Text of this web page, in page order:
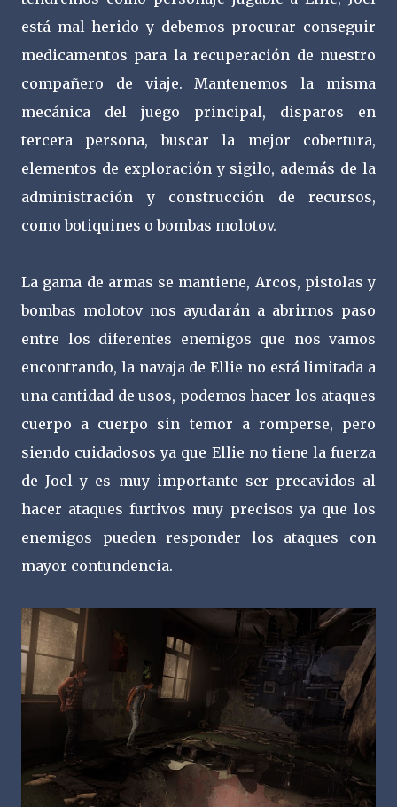
está mal herido y debemos procurar conseguir
medicamentos para la recuperación de nuestro
compañero de viaje. Mantenemos la misma
mecánica del juego principal, disparos en
tercera persona, buscar la mejor cobertura,
elementos de exploración y sigilo, además de la
administración y construcción de recursos,
como botiquines o bombas molotov.
La gama de armas se mantiene, Arcos, pistolas y
bombas molotov nos ayudarán a abrirnos paso
entre los diferentes enemigos que nos vamos
encontrando, la navaja de Ellie no está limitada a
una cantidad de usos, podemos hacer los ataques
cuerpo a cuerpo sin temor a romperse, pero
siendo cuidadosos ya que Ellie no tiene la fuerza
de Joel y es muy importante ser precavidos al
hacer ataques furtivos muy precisos ya que los
enemigos pueden responder los ataques con
mayor contundencia.